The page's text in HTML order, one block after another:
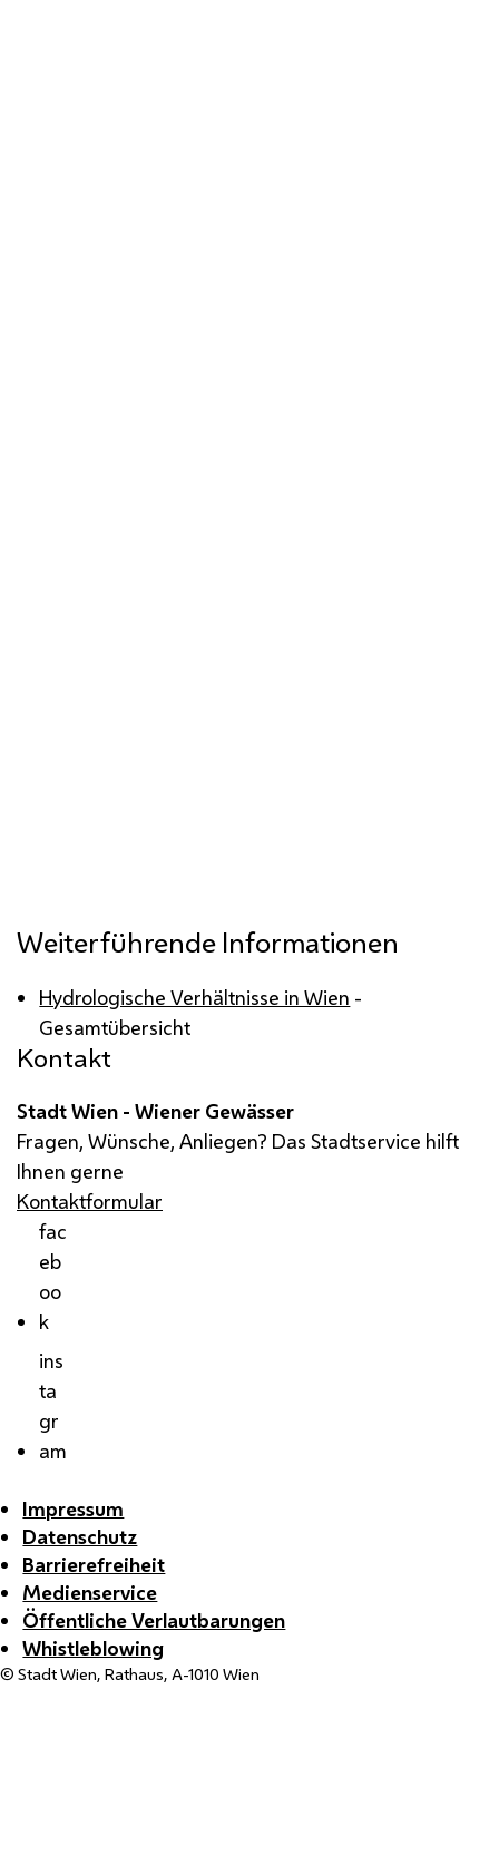
Weiterführende Informationen
Hydrologische Verhältnisse in Wien -
Gesamtübersicht
Kontakt
Stadt Wien - Wiener Gewässer
Fragen, Wünsche, Anliegen? Das Stadtservice hilft
Ihnen gerne
Kontaktformular
fac
eb
oo
k
ins
ta
gr
am
Impressum
Datenschutz
Barrierefreiheit
Medienservice
Öffentliche Verlautbarungen
Whistleblowing
© Stadt Wien, Rathaus, A-1010 Wien